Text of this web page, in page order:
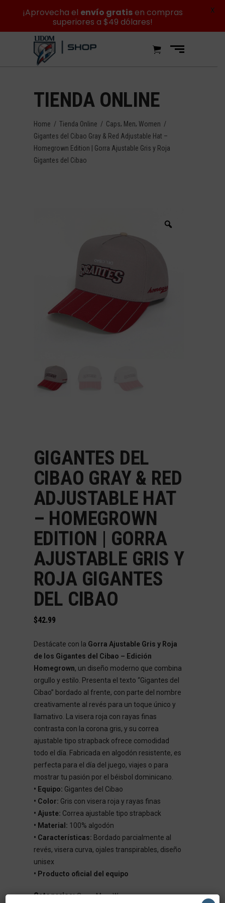
TIENDA ONLINE
Home / Tienda Online / Caps, Men, Women /
Gigantes del Cibao Gray & Red Adjustable Hat –
Homegrown Edition | Gorra Ajustable Gris y Roja
Gigantes del Cibao
GIGANTES DEL
CIBAO GRAY & RED
ADJUSTABLE HAT
– HOMEGROWN
EDITION | GORRA
AJUSTABLE GRIS Y
ROJA GIGANTES
DEL CIBAO
$42.99
Destácate con la Gorra Ajustable Gris y Roja
de los Gigantes del Cibao – Edición
Homegrown, un diseño moderno que combina
orgullo y estilo. Presenta el texto “Gigantes del
Cibao” bordado al frente, con parte del nombre
creativamente al revés para un toque único y
llamativo. La visera roja con rayas finas
contrasta con la corona gris, y su correa
ajustable tipo strapback ofrece comodidad
todo el día. Fabricada en algodón resistente, es
perfecta para el día del juego, viajes o para
mostrar tu pasión por el béisbol dominicano.
• Equipo: Gigantes del Cibao
• Color: Gris con visera roja y rayas finas
• Ajuste: Correa ajustable tipo strapback
• Material: 100% algodón
• Características: Bordado parcialmente al
revés, visera curva, ojales transpirables, diseño
unisex
• Producto oficial del equipo
Categories:Caps,Men,Women
¡Aprovecha el envío gratisen compras
superiores a $49 dólares!
X